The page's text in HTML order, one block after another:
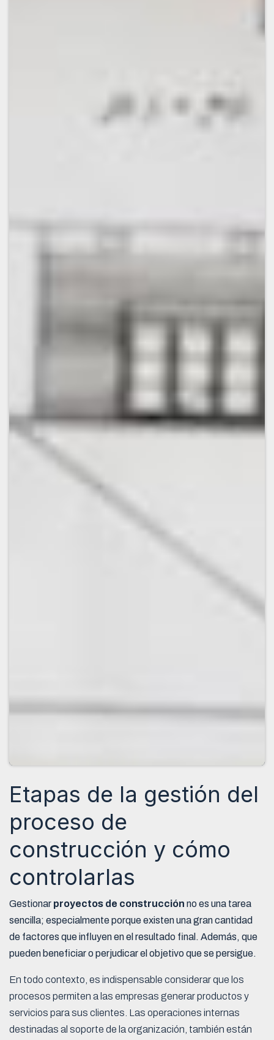
Etapas de la gestión del
proceso de
construcción y cómo
controlarlas
Gestionar proyectos de construcción no es una tarea
sencilla; especialmente porque existen una gran cantidad
de factores que influyen en el resultado final. Además, que
pueden beneficiar o perjudicar el objetivo que se persigue.
En todo contexto, es indispensable considerar que los
procesos permiten a las empresas generar productos y
servicios para sus clientes. Las operaciones internas
destinadas al soporte de la organización, también están